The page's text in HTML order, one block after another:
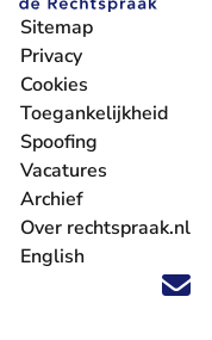
Volg ons op X
Volg ons op
Volg ons op
Volg ons
Volg
'Blijf
Sitemap
Privacy
Cookies
Toegankelijkheid
Spoofing
Vacatures
- U verlaat
Archief
Over rechtspraak.nl
English